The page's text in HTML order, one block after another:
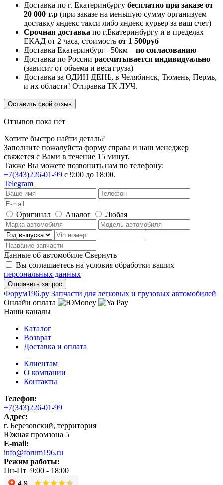
Доставка по г. Екатеринбургу бесплатно при заказе от
20 000 т.р (при заказе на меньшую сумму организуем
доставку яндекс такси либо яндекс курьер за ваш счет)
Срочная доставка по г.Екатеринбургу и в пределах
ЕКАД от 2 часа, стоимость от 1 500руб
Доставка Екатеринбург +50км – по согласованию
Доставка по России рассчитывается индивидуально
(зависит от объема и веса груза)
Доставка за ОДИН ДЕНЬ, в Челябинск, Тюмень, Пермь,
и их области! Отправка ТК ЛУЧ.
Оставить свой отзыв
Отзывов пока нет
Хотите быстро найти деталь?
Заполните пожалуйста форму справа и наш менеджер
свяжется с Вами в течение 15 минут.
Также Вы можете позвонить нам по телефону:
+7(343)226-01-99 с 9:00 до 18:00.
Telegram
Оригинал Аналог Любая
Данные об автомобиле Свернуть
Вы соглашаетесь на условия обработки ваших
персональных данных
Фoрум196.ру Запчасти для легковых и грузовых автомобилей
Онлайн оплата
Наши каналы
Каталог
Возврат
Доставка и оплата
Клиентам
О компании
Контакты
Телефон:
+7(343)226-01-99
Адрес:
г. Березовский, территория
Южная промзона 5
E-mail:
info@forum196.ru
Режим работы:
Пн-Пт 9:00 - 18:00